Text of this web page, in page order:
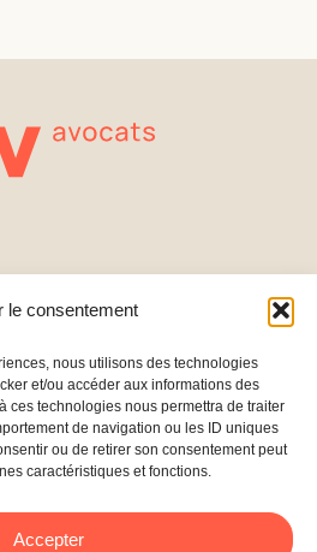
le consentement
nous utilisons des technologies
et/ou accéder aux informations des
ces technologies nous permettra de traiter
de navigation ou les ID uniques
ou de retirer son consentement peut
caractéristiques et fonctions.
Accepter
Germain
Paris –
NOUS SUIVRE